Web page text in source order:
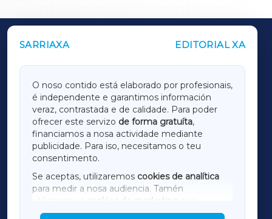
SARRIAXA EDITORIAL XA
O noso contido está elaborado por profesionais,
é independente e garantimos información
veraz, contrastada e de calidade. Para poder
ofrecer este servizo de forma gratuíta,
financiamos a nosa actividade mediante
publicidade. Para iso, necesitamos o teu
consentimento.
Se aceptas, utilizaremos cookies de analítica
para medir a nosa audiencia. Tamén
utilizaremos
cookies de marketing
mostrar publicidade de terceiros.
OUTROS PERIÓDICOS
LUGOXA
TERRACHAXA
AMARIÑAXA